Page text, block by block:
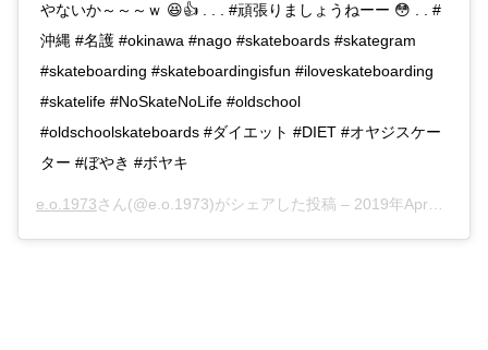
やないか～～～ｗ 😆👍 . . . #頑張りましょうねーー 😳 . . #
沖縄 #名護 #okinawa #nago #skateboards #skategram
#skateboarding #skateboardingisfun #iloveskateboarding
#skatelife #NoSkateNoLife #oldschool
#oldschoolskateboards #ダイエット #DIET #オヤジスケー
ター #ぼやき #ボヤキ
e.o.1973さん(@e.o.1973)がシェアした投稿 – 2019年Apr月14日am6時08分PDT